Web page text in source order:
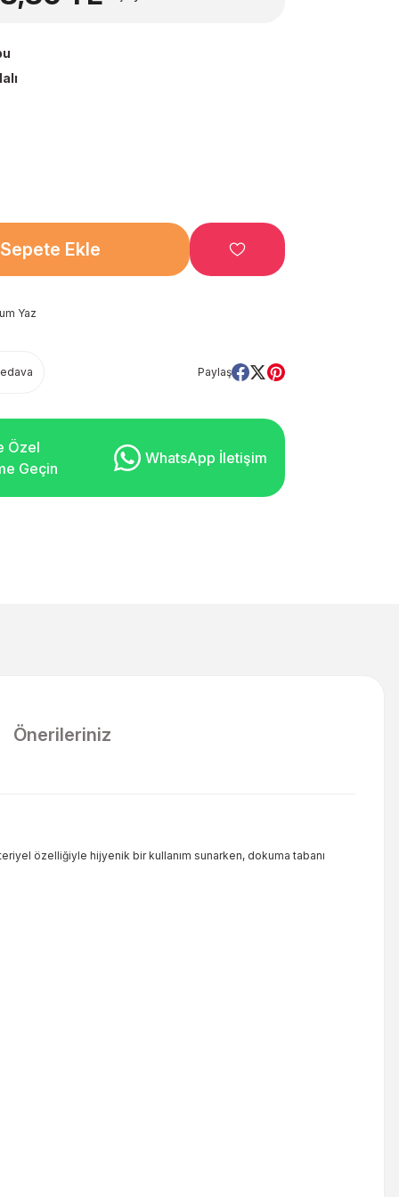
Sepete Ekle
Yaz
Paylaş
Özel
Geçin
WhatsApp İletişim
Önerileriniz
özelliğiyle hijyenik bir kullanım sunarken, dokuma tabanı